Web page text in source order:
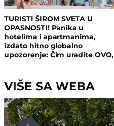
TURISTI ŠIROM SVETA U
OPASNOSTI! Panika u
hotelima i apartmanima,
izdato hitno globalno
upozorenje: Čim uradite OVO,
VIŠE SA WEBA